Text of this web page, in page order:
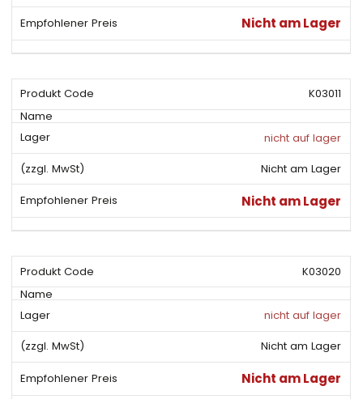
Nicht am Lager
K03011
nicht auf lager
Nicht am Lager
Nicht am Lager
K03020
nicht auf lager
Nicht am Lager
Nicht am Lager